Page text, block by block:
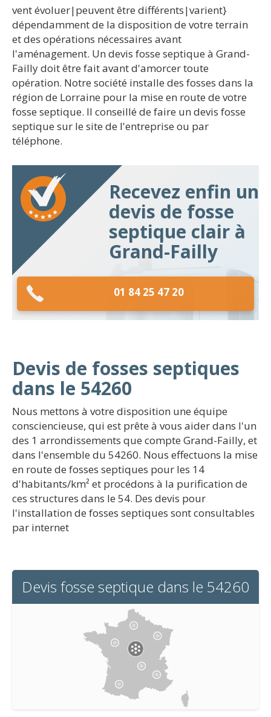
vent évoluer|peuvent être différents|varient}
dépendamment de la disposition de votre terrain
et des opérations nécessaires avant
l'aménagement. Un devis fosse septique à Grand-
Failly doit être fait avant d'amorcer toute
opération. Notre société installe des fosses dans la
région de Lorraine pour la mise en route de votre
fosse septique. Il conseillé de faire un devis fosse
septique sur le site de l'entreprise ou par
téléphone.
Recevez enfin un
devis de fosse
septique clair à
Grand-Failly
01 84 25 47 20
Devis de fosses septiques
dans le 54260
Nous mettons à votre disposition une équipe
consciencieuse, qui est prête à vous aider dans l'un
des 1 arrondissements que compte Grand-Failly, et
dans l'ensemble du 54260. Nous effectuons la mise
en route de fosses septiques pour les 14
d'habitants/km² et procédons à la purification de
ces structures dans le 54. Des devis pour
l'installation de fosses septiques sont consultables
par internet
Devis fosse septique dans le 54260